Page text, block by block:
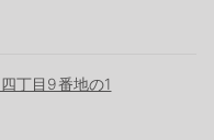
丁目9番地の1